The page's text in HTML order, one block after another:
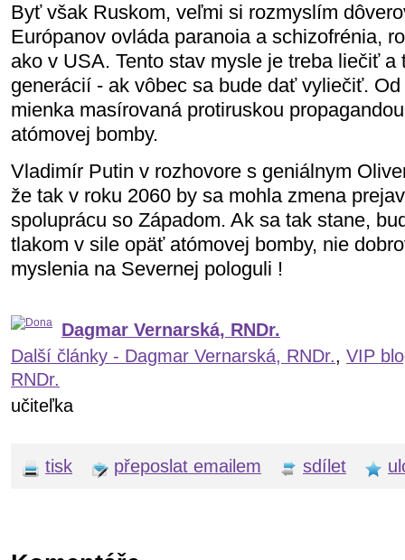
Byť však Ruskom, veľmi si rozmyslím
Európanov ovláda paranoia a schizofrénia,
ako v USA. Tento stav mysle je treba liečiť a
generácií - ak vôbec sa bude dať vyliečiť.
mienka masírovaná protiruskou
atómovej bomby.
Vladimír Putin v rozhovore s geniálnym
že tak v roku 2060 by sa mohla zmena
spoluprácu so Západom. Ak sa tak stane,
tlakom v sile opäť atómovej bomby, nie
myslenia na Severnej pologuli !
Dagmar Vernarská, RNDr.
Další články - Dagmar Vernarská, RNDr., VIP
RNDr.
učiteľka
tisk přeposlat emailem sdílet